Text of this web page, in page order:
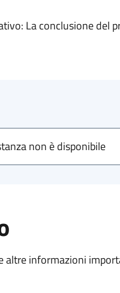
La conclusione del
non è disponibile
altre informazioni